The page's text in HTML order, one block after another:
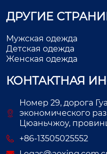
ДРУГИЕ
Мужская одежда
Детская одежда
Женская одежда
КОНТАКТНАЯ
Номер 29, дорога
экономического
Цюаньчжоу,
+86-13505025552